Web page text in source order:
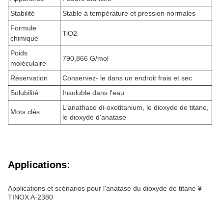
Stabilité
Stable à température et pression normales
Formule
chimique
TiO2
Poids
moléculaire
790,866 G/mol
Réservation
Conservez- le dans un endroit frais et sec
Solubilité
Insoluble dans l'eau
Mots clés
L'anathase di-oxotitanium, le dioxyde de titane,
le dioxyde d'anatase
Applications:
Applications et scénarios pour l'anatase du dioxyde de titane ¥
TINOX A-2380